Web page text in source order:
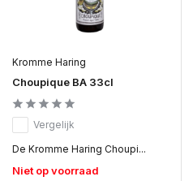
Kromme Haring
Choupique BA 33cl
Vergelijk
De Kromme Haring Choupi...
Niet op voorraad